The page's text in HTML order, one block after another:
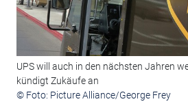
UPS will auch in den nächsten Jahren
kündigt Zukäufe an
© Foto: Picture Alliance/George Frey